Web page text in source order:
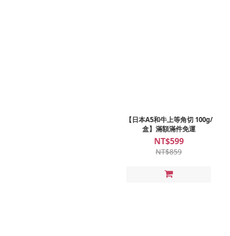
【日本A5和牛上等角切 100g/
盒】滿額滿件免運
NT$599
NT$859